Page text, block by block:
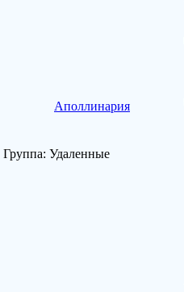
Аполлинария
Группа: Удаленные